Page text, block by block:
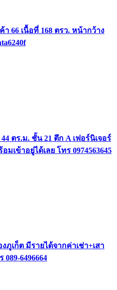
66 เนื้อที่ 168 ตรว. หน้ากว้าง
ตร.ม. ชั้น 21 ตึก A เฟอร์นิเจอร์
เข้าอยู่ได้เลย โทร 0974563645
ภูเก็ต มีรายได้จากค่าเช่า+เสา
6496664